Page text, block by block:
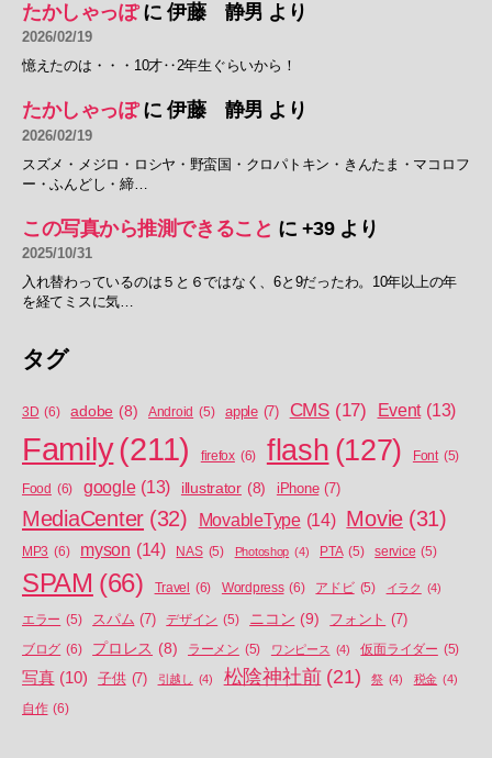
たかしゃっぽに 伊藤 静男 より
2026/02/19
憶えたのは・・・10才‥2年生ぐらいから！
たかしゃっぽに 伊藤 静男 より
2026/02/19
スズメ・メジロ・ロシヤ・野蛮国・クロパトキン・きんたま・マコロフ
ー・ふんどし・締…
この写真から推測できること に +39より
2025/10/31
入れ替わっているのは５と６ではなく、6と9だったわ。10年以上の年
を経てミスに気…
タグ
3D (6) adobe (8) Android (5) apple (7) CMS (17) Event (13)
Family(211) firefox (6) flash (127) Font (5)
Food (6) google (13) illustrator (8) iPhone (7)
MediaCenter (32) MovableType (14) Movie (31)
MP3 (6) myson (14) NAS (5) Photoshop (4) PTA (5) service (5)
SPAM (66) Travel (6) Wordpress (6) アドビ (5) イラク (4)
エラー (5) スパム (7) デザイン (5) ニコン (9) フォント (7)
ブログ (6) プロレス (8) ラーメン (5) ワンピース (4) 仮面ライダー (5)
写真 (10) 子供 (7) 引越し (4) 松陰神社前 (21) 祭 (4) 税金 (4)
自作 (6)